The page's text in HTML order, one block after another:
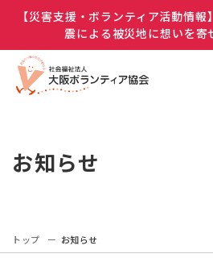
【災害支援・ボランティア活動情
震による被災地に想いを寄
お知らせ
トップ お知らせ